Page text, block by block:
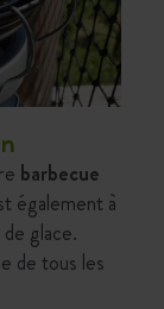
barbecue
également à
glace.
de tous les